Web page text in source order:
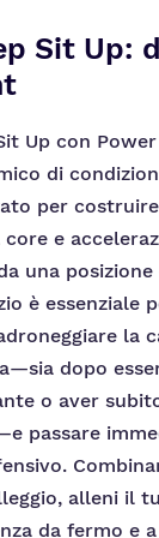
Sit Up:
Up con
di
per
e
una
è essenziale
la
dopo
o aver
passare
alleni il
da fermo e